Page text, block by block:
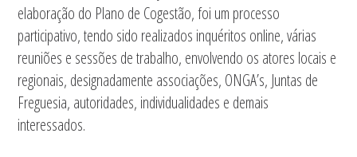
elaboração do Plano de Cogestão, foi um processo
participativo, tendo sido realizados inquéritos online, várias
reuniões e sessões de trabalho, envolvendo os atores locais e
regionais, designadamente associações, ONGA’s, Juntas de
Freguesia, autoridades, individualidades e demais
interessados.